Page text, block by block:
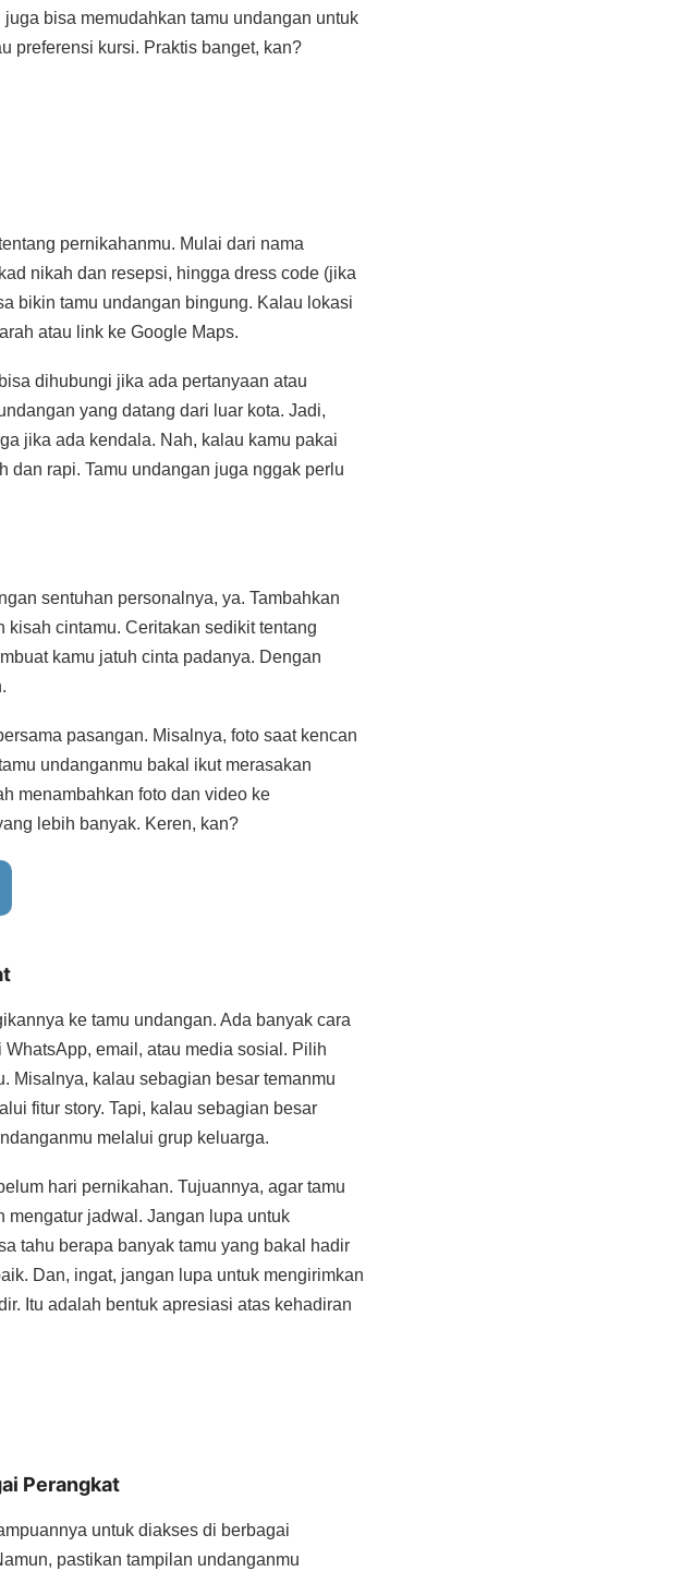
bisa memudahkan tamu undangan untuk
preferensi kursi. Praktis banget, kan?
pernikahanmu. Mulai dari nama
nikah dan resepsi, hingga dress code (jika
bikin tamu undangan bingung. Kalau lokasi
atau link ke Google Maps.
dihubungi jika ada pertanyaan atau
yang datang dari luar kota. Jadi,
jika ada kendala. Nah, kalau kamu pakai
dan rapi. Tamu undangan juga nggak perlu
sentuhan personalnya, ya. Tambahkan
kisah cintamu. Ceritakan sedikit tentang
kamu jatuh cinta padanya. Dengan
pasangan. Misalnya, foto saat kencan
undanganmu bakal ikut merasakan
menambahkan foto dan video ke
lebih banyak. Keren, kan?
ke tamu undangan. Ada banyak cara
email, atau media sosial. Pilih
Misalnya, kalau sebagian besar temanmu
fitur story. Tapi, kalau sebagian besar
melalui grup keluarga.
hari pernikahan. Tujuannya, agar tamu
mengatur jadwal. Jangan lupa untuk
tahu berapa banyak tamu yang bakal hadir
Dan, ingat, jangan lupa untuk mengirimkan
Itu adalah bentuk apresiasi atas kehadiran
Perangkat
untuk diakses di berbagai
pastikan tampilan undanganmu